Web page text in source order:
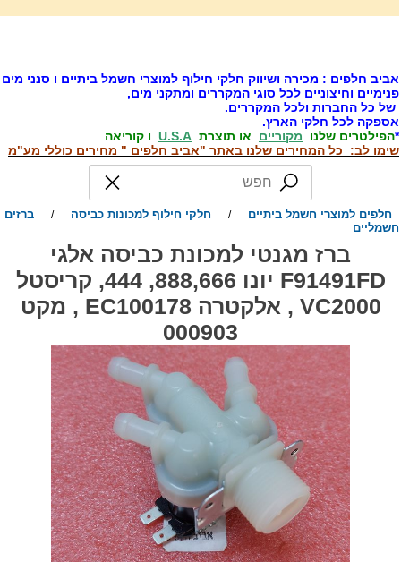
חלפים : מכירה ושיווק חלקי חילוף למוצרי חשמל ביתיים ו סנני מים
וחיצוניים לכל סוגי המקררים ומתקני מים,
כל החברות ולכל המקררים.
לכל חלקי הארץ.
הפילטרים שלנו מקורייםאו תוצרת U.S.Aו קוריאה
לב: כל המחירים שלנו באתר "אביב חלפים " מחירים כוללי מע"מ
חלפים למוצרי חשמל ביתיים חלקי חילוף למכונות כביסה
ברזים
ברז מגנטי למכונת כביסה אלגי
F91491FD יונו 888,666, 444, קריסטל
VC2000 , אלקטרה EC100178 , מקט
000903